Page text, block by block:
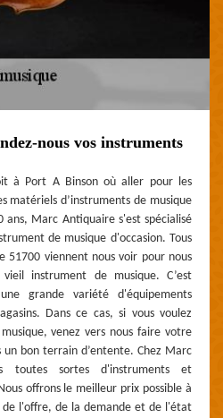
nous vos instruments
à Port A Binson où aller pour les
matériels d’instruments de musique
ans, Marc Antiquaire s'est spécialisé
de musique d'occasion. Tous
51700 viennent nous voir pour nous
instrument de musique. C’est
grande variété d'équipements
Dans ce cas, si vous voulez
venez vers nous faire votre
bon terrain d’entente. Chez Marc
toutes sortes d'instruments et
offrons le meilleur prix possible à
de l'offre, de la demande et de l'état